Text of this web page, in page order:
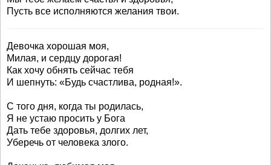
Пусть все исполняются желания твои.
Девочка хорошая моя,
Милая, и сердцу дорогая!
Как хочу обнять сейчас тебя
И шепнуть: «Будь счастлива, родная!».
С того дня, когда ты родилась,
Я не устаю просить у Бога
Дать тебе здоровья, долгих лет,
Уберечь от человека злого.